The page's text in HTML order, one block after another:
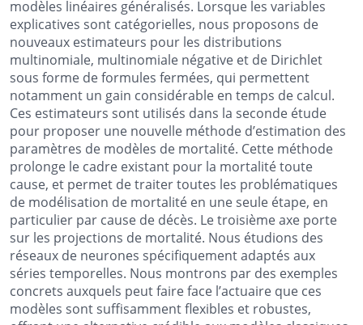
modèles linéaires généralisés. Lorsque les variables
explicatives sont catégorielles, nous proposons de
nouveaux estimateurs pour les distributions
multinomiale, multinomiale négative et de Dirichlet
sous forme de formules fermées, qui permettent
notamment un gain considérable en temps de calcul.
Ces estimateurs sont utilisés dans la seconde étude
pour proposer une nouvelle méthode d’estimation des
paramètres de modèles de mortalité. Cette méthode
prolonge le cadre existant pour la mortalité toute
cause, et permet de traiter toutes les problématiques
de modélisation de mortalité en une seule étape, en
particulier par cause de décès. Le troisième axe porte
sur les projections de mortalité. Nous étudions des
réseaux de neurones spécifiquement adaptés aux
séries temporelles. Nous montrons par des exemples
concrets auxquels peut faire face l’actuaire que ces
modèles sont suffisamment flexibles et robustes,